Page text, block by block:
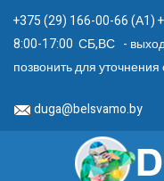
+375 (29) 166-00-66 (А1)
8:00-17:00 СБ,ВС -
позвонить для уточнения
duga@belsvamo.by